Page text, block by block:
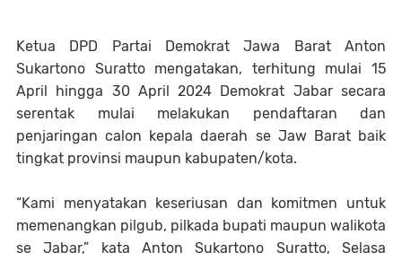
Ketua DPD Partai Demokrat Jawa Barat Anton
Sukartono Suratto mengatakan, terhitung mulai 15
April hingga 30 April 2024 Demokrat Jabar secara
serentak mulai melakukan pendaftaran dan
penjaringan calon kepala daerah se Jaw Barat baik
tingkat provinsi maupun kabupaten/kota.
“Kami menyatakan keseriusan dan komitmen untuk
memenangkan pilgub, pilkada bupati maupun walikota
se Jabar,” kata Anton Sukartono Suratto, Selasa